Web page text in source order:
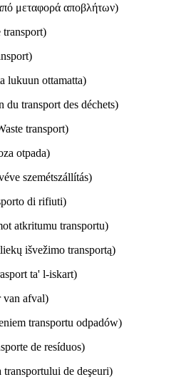
μεταφορά αποβλήτων)
transport)
lukuun ottamatta)
du transport des déchets)
transport)
otpada)
szemétszállítás)
di rifiuti)
atkritumu transportu)
išvežimo transportą)
ta' l-iskart)
van afval)
transportu odpadów)
de resíduos)
de deşeuri)